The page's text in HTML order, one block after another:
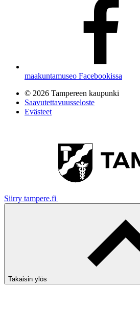
maakuntamuseo Facebookissa
© 2026 Tampereen kaupunki
Saavutettavuusseloste
Evästeet
Siirry tampere.fi
Takaisin ylös